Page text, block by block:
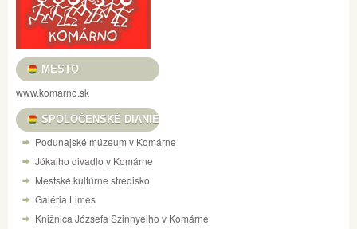
MESTO
www.komarno.sk
SPOLOČENSKÉ DIANIE
Podunajské múzeum v Komárne
Jókaiho divadlo v Komárne
Mestské kultúrne stredisko
Galéria Limes
Knižnica Józsefa Szinnyeiho v Komárne